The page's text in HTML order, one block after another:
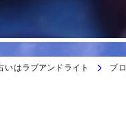
いはラブアンドライト ブ